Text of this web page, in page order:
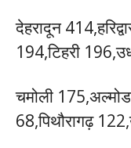
देहरादून
194,टिहरी
चमोली
68,पिथौरागढ़